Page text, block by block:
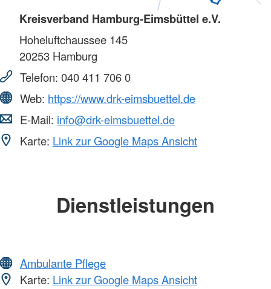
Kreisverband Hamburg-Eimsbüttel e.V.
Hoheluftchaussee 145
20253 Hamburg
Telefon: 040 411 706 0
Web: https://www.drk-eimsbuettel.de
E-Mail: info@drk-eimsbuettel.de
Karte: Link zur Google Maps Ansicht
Dienstleistungen
Ambulante Pflege
Karte: Link zur Google Maps Ansicht